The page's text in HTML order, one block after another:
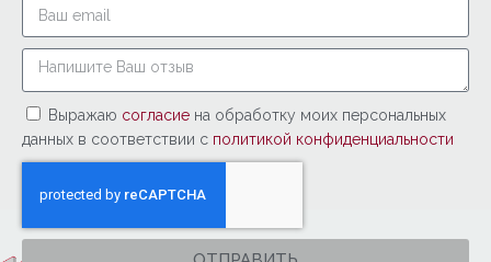
Выражаю согласие на обработку моих персональных
данных в соответствии с политикой конфиденциальности